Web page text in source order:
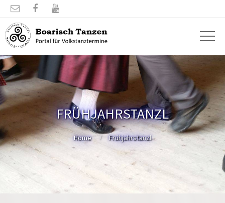
  
FRÜHJAHRSTANZL
Home Frühjahrstanzl